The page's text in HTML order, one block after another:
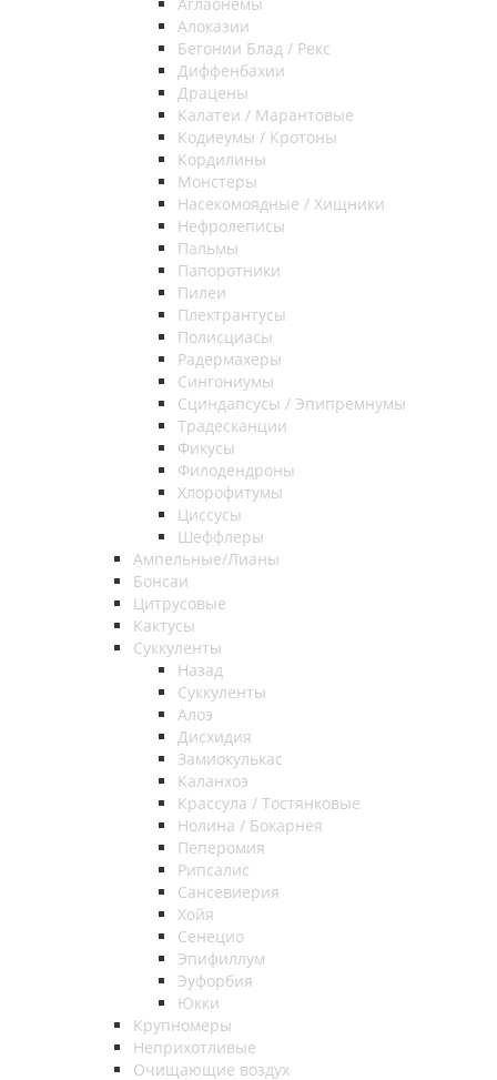
Алоказии
Бегонии Блад / Рекс
Диффенбахии
Драцены
Калатеи / Марантовые
Кодиеумы / Кротоны
Кордилины
Монстеры
Насекомоядные / Хищники
Нефролеписы
Пальмы
Папоротники
Пилеи
Плектрантусы
Полисциасы
Радермахеры
Сингониумы
Сциндапсусы / Эпипремнумы
Традесканции
Фикусы
Филодендроны
Хлорофитумы
Циссусы
Шеффлеры
Ампельные/Лианы
Бонсаи
Цитрусовые
Кактусы
Суккуленты
Назад
Суккуленты
Алоэ
Дисхидия
Замиокулькас
Каланхоэ
Крассула / Тостянковые
Нолина / Бокарнея
Пеперомия
Рипсалис
Сансевиерия
Хойя
Сенецио
Эпифиллум
Эуфорбия
Юкки
Крупномеры
Неприхотливые
Очищающие воздух